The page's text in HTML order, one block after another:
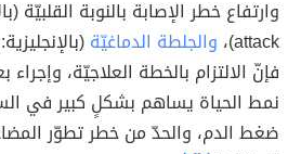
attack)، والجلطة الدماغيّة
فإنّ الالتزام بالخطة العلاجيّة،
نمط الحياة يساهم بشكلٍ كبير في
ضغط الدم، والحدّ من خطر تطوّر